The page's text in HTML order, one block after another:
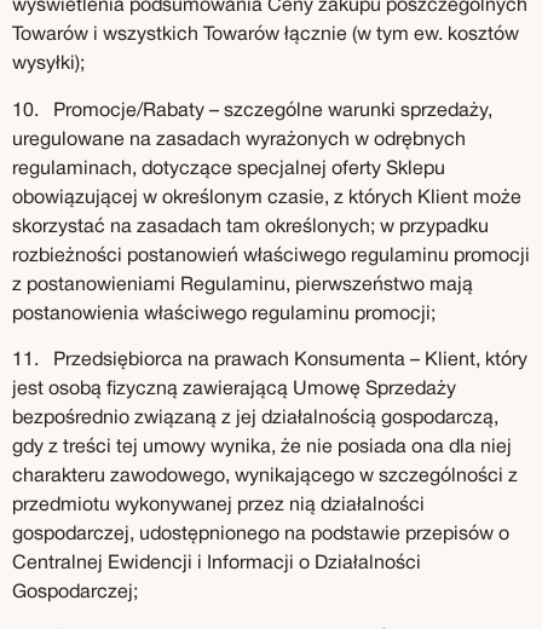
wyświetlenia podsumowania Ceny zakupu poszczególnych
Towarów i wszystkich Towarów łącznie (w tym ew. kosztów
wysyłki);
10. Promocje/Rabaty – szczególne warunki sprzedaży,
uregulowane na zasadach wyrażonych w odrębnych
regulaminach, dotyczące specjalnej oferty Sklepu
obowiązującej w określonym czasie, z których Klient może
skorzystać na zasadach tam określonych; w przypadku
rozbieżności postanowień właściwego regulaminu promocji
z postanowieniami Regulaminu, pierwszeństwo mają
postanowienia właściwego regulaminu promocji;
11. Przedsiębiorca na prawach Konsumenta – Klient, który
jest osobą fizyczną zawierającą Umowę Sprzedaży
bezpośrednio związaną z jej działalnością gospodarczą,
gdy z treści tej umowy wynika, że nie posiada ona dla niej
charakteru zawodowego, wynikającego w szczególności z
przedmiotu wykonywanej przez nią działalności
gospodarczej, udostępnionego na podstawie przepisów o
Centralnej Ewidencji i Informacji o Działalności
Gospodarczej;